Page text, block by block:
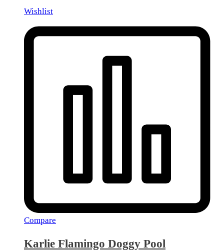
Wishlist
Compare
Karlie Flamingo Doggy Pool